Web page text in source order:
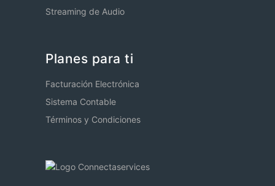
Streaming de Audio
Planes para ti
Facturación Electrónica
Sistema Contable
Términos y Condiciones